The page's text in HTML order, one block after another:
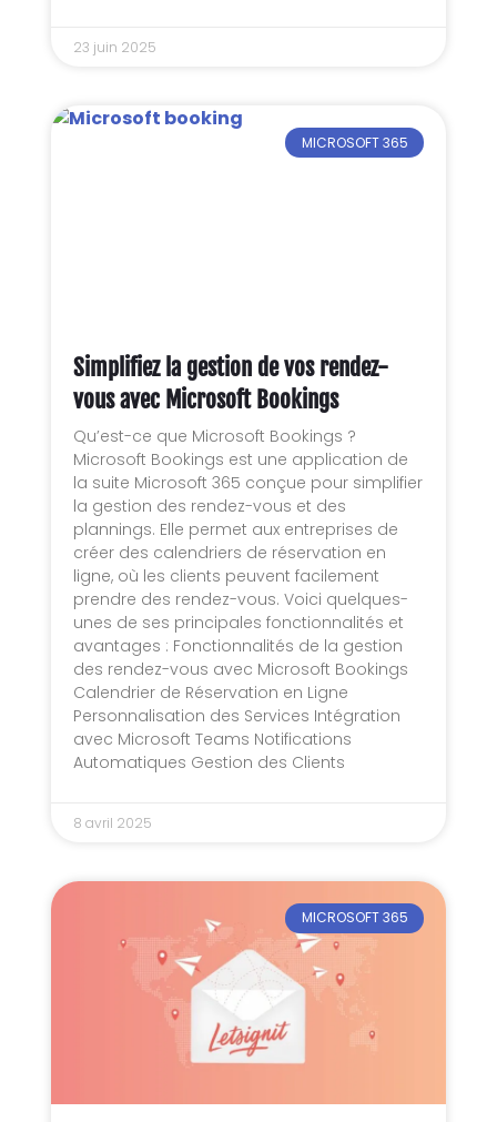
23 juin 2025
MICROSOFT 365
Simplifiez la gestion de vos rendez-
vous avec Microsoft Bookings
Qu’est-ce que Microsoft Bookings ?
Microsoft Bookings est une application de
la suite Microsoft 365 conçue pour simplifier
la gestion des rendez-vous et des
plannings. Elle permet aux entreprises de
créer des calendriers de réservation en
ligne, où les clients peuvent facilement
prendre des rendez-vous. Voici quelques-
unes de ses principales fonctionnalités et
avantages : Fonctionnalités de la gestion
des rendez-vous avec Microsoft Bookings
Calendrier de Réservation en Ligne
Personnalisation des Services Intégration
avec Microsoft Teams Notifications
Automatiques Gestion des Clients
8 avril 2025
MICROSOFT 365